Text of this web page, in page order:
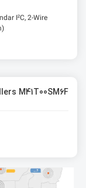
I²C, 2-Wire
M41T00SM6F